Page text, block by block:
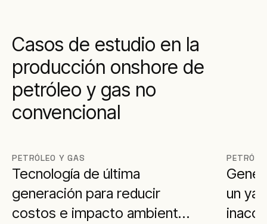
Casos de estudio en la
producción onshore de
petróleo y gas no
convencional
PETRÓLEO Y GAS
Tecnología de última
generación para reducir
costos e impacto ambiental
un